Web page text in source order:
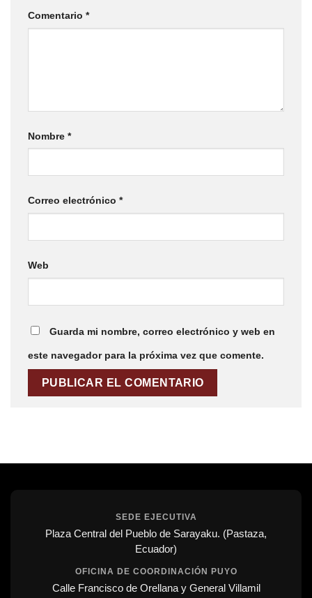
Comentario *
Nombre *
Correo electrónico *
Web
Guarda mi nombre, correo electrónico y web en
este navegador para la próxima vez que comente.
SEDE EJECUTIVA
Plaza Central del Pueblo de Sarayaku. (Pastaza,
Ecuador)
OFICINA DE COORDINACIÓN PUYO
Calle Francisco de Orellana y General Villamil